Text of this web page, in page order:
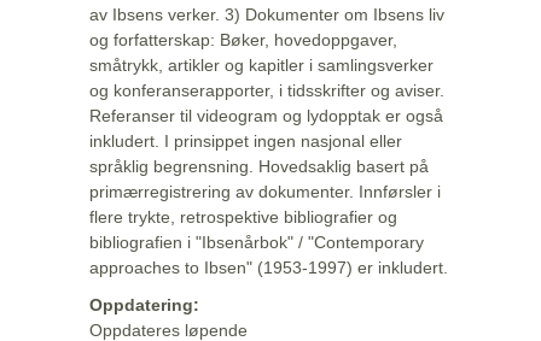
av Ibsens verker. 3) Dokumenter om Ibsens liv
og forfatterskap: Bøker, hovedoppgaver,
småtrykk, artikler og kapitler i samlingsverker
og konferanserapporter, i tidsskrifter og aviser.
Referanser til videogram og lydopptak er også
inkludert. I prinsippet ingen nasjonal eller
språklig begrensning. Hovedsaklig basert på
primærregistrering av dokumenter. Innførsler i
flere trykte, retrospektive bibliografier og
bibliografien i "Ibsenårbok" / "Contemporary
approaches to Ibsen" (1953-1997) er inkludert.
Oppdatering:
Oppdateres løpende